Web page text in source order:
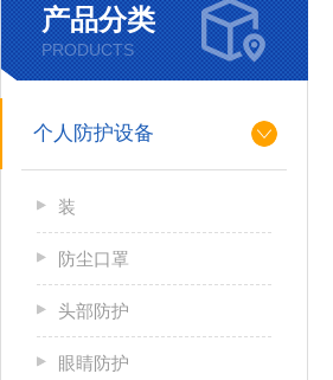
产品分类
PRODUCTS
个人防护设备
装
防尘口罩
头部防护
眼睛防护